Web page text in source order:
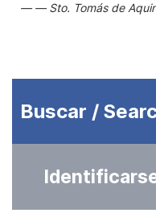
Sto. Tomás de
Buscar /